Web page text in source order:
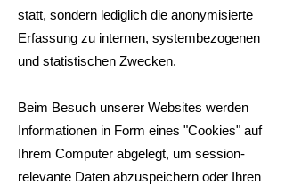
statt, sondern lediglich die anonymisierte
Erfassung zu internen, systembezogenen
und statistischen Zwecken.
Beim Besuch unserer Websites werden
Informationen in Form eines "Cookies" auf
Ihrem Computer abgelegt, um session-
relevante Daten abzuspeichern oder Ihren